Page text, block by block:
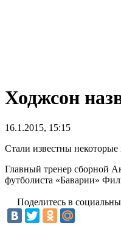
Ходжсон
16.1.2015, 15:15
Стали известны
Главный тренер сборной
футболиста «Баварии»
Поделитесь в